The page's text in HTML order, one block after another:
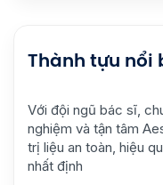
Thành tựu nổi
Với đội ngũ bác sĩ,
nghiệm và tận tâm
trị liệu an toàn, hiệu
nhất định